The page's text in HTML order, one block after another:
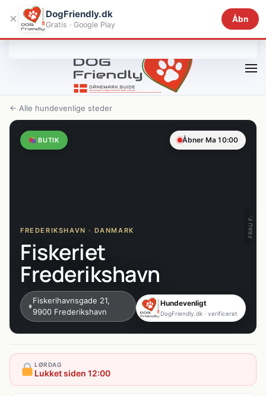
Gå til hovedindhold
× DogFriendly.dk
Gratis · Google Play
Åbn
← Alle hundevenlige steder
BUTIK Åbner Ma 10:00
FREDERIKSHAVN · DANMARK
Fiskeriet
Frederikshavn
Fiskerihavnsgade 21,
9900 Frederikshavn
Hundevenligt
DogFriendly.dk · verificeret
FRAU F.
LØRDAG
Lukket siden 12:00